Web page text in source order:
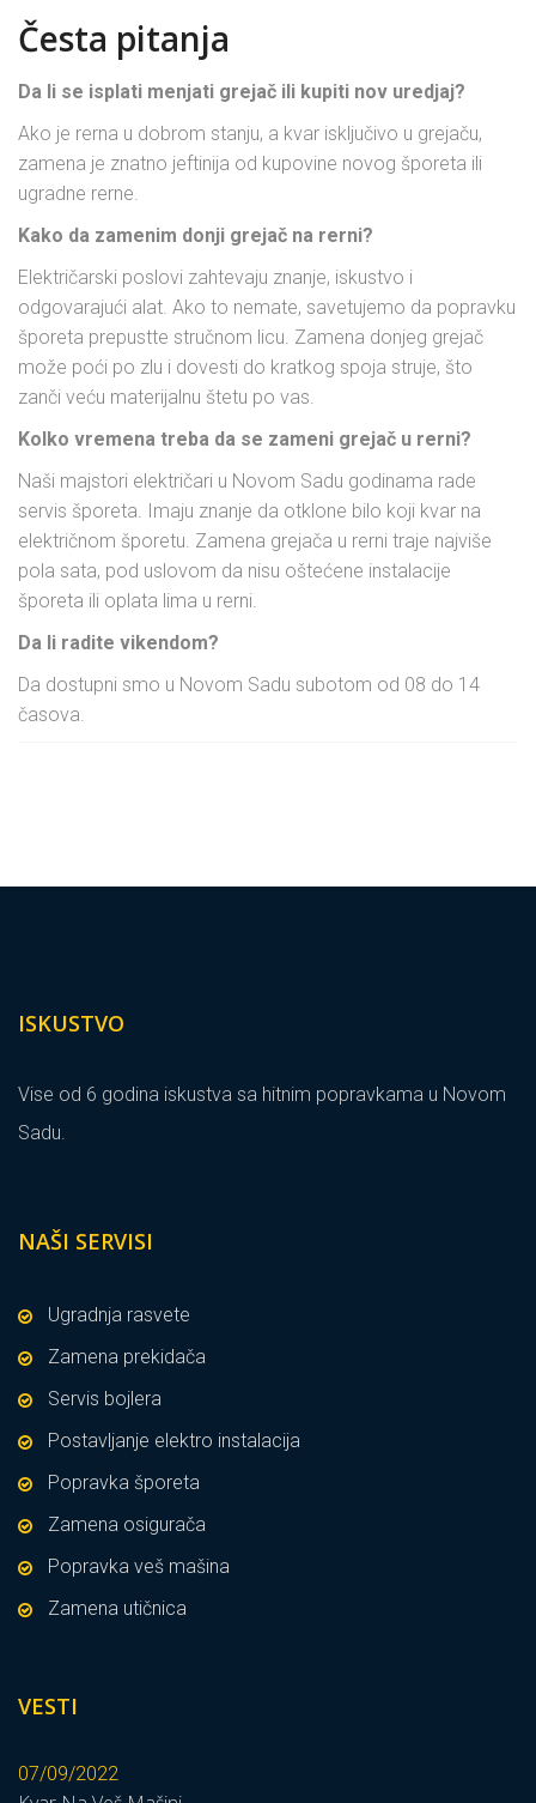
Česta pitanja
Da li se isplati menjati grejač ili kupiti nov uredjaj?
Ako je rerna u dobrom stanju, a kvar isključivo u grejaču,
zamena je znatno jeftinija od kupovine novog šporeta ili
ugradne rerne.
Kako da zamenim donji grejač na rerni?
Električarski poslovi zahtevaju znanje, iskustvo i
odgovarajući alat. Ako to nemate, savetujemo da popravku
šporeta prepustte stručnom licu. Zamena donjeg grejač
može poći po zlu i dovesti do kratkog spoja struje, što
zanči veću materijalnu štetu po vas.
Kolko vremena treba da se zameni grejač u rerni?
Naši majstori električari u Novom Sadu godinama rade
servis šporeta. Imaju znanje da otklone bilo koji kvar na
električnom šporetu. Zamena grejača u rerni traje najviše
pola sata, pod uslovom da nisu oštećene instalacije
šporeta ili oplata lima u rerni.
Da li radite vikendom?
Da dostupni smo u Novom Sadu subotom od 08 do 14
časova.
ISKUSTVO
Vise od 6 godina iskustva sa hitnim popravkama u Novom
Sadu.
NAŠI SERVISI
Ugradnja rasvete
Zamena prekidača
Servis bojlera
Postavljanje elektro instalacija
Popravka šporeta
Zamena osigurača
Popravka veš mašina
Zamena utičnica
VESTI
07/09/2022